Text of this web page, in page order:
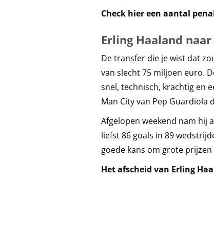
Check hier een aantal
Erling Haaland
De transfer die je wist dat
van slecht 75 miljoen euro.
snel, technisch, krachtig en
Man City van Pep Guardiola
Afgelopen weekend nam hij
liefst 86 goals in 89
goede kans om grote
Het afscheid van Erling